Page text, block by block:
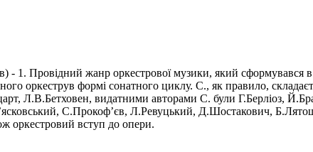
- 1. Провідний жанр оркестрової музики, який сформувався
оркеструв формі сонатного циклу. С., як правило,
Л.В.Бетховен, видатними авторами С. були Г.Берліоз,
С.Прокоф’єв, Л.Ревуцький, Д.Шостакович,
оркестровий вступ до опери.